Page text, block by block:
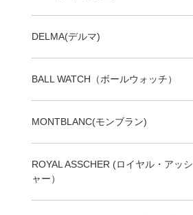
DELMA(デルマ)
BALL WATCH（ボールウォッチ）
MONTBLANC(モンブラン)
ROYAL ASSCHER (ロイヤル・アッシ
ャー）